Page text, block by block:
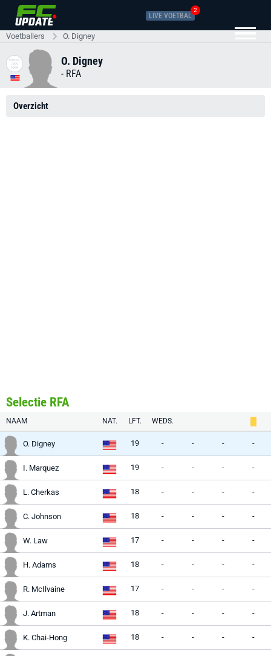
LIVE VOETBAL
2
Voetballers O. Digney
O. Digney
- RFA
Overzicht
Selectie RFA
NAAM NAT. LFT. WEDS.
O. Digney 19 - - - -
I. Marquez 19 - - - -
L. Cherkas 18 - - - -
C. Johnson 18 - - - -
W. Law 17 - - - -
H. Adams 18 - - - -
R. McIlvaine 17 - - - -
J. Artman 18 - - - -
K. Chai-Hong 18 - - - -